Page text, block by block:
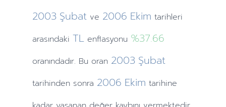
2003 Şubat ve 2006 Ekim tarihleri
arasındaki TLenflasyonu %37.66
oranındadır. Bu oran 2003 Şubat
tarihindensonra 2006 Ekim tarihine